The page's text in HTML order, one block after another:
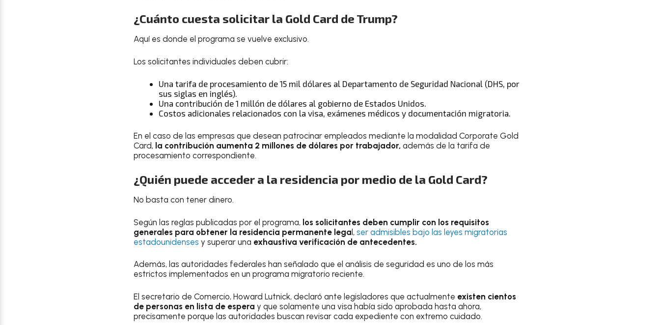
¿Cuánto cuesta solicitar la Gold Card de Trump?
Aquí es donde el programa se vuelve exclusivo.
Los solicitantes individuales deben cubrir:
Una tarifa de procesamiento de 15 mil dólares al Departamento de Seguridad Nacional (DHS, por
sus siglas en inglés).
Una contribución de 1 millón de dólares al gobierno de Estados Unidos.
Costos adicionales relacionados con la visa, exámenes médicos y documentación migratoria.
En el caso de las empresas que desean patrocinar empleados mediante la modalidad Corporate Gold
Card, la contribución aumenta 2 millones de dólares por trabajador, además de la tarifa de
procesamiento correspondiente.
¿Quién puede acceder a la residencia por medio de la Gold Card?
No basta con tener dinero.
Según las reglas publicadas por el programa, los solicitantes deben cumplir con los requisitos
generales para obtener la residencia permanente legal, ser admisibles bajo las leyes migratorias
estadounidenses y superar una exhaustiva verificación de antecedentes.
Además, las autoridades federales han señalado que el análisis de seguridad es uno de los más
estrictos implementados en un programa migratorio reciente.
El secretario de Comercio, Howard Lutnick, declaró ante legisladores que actualmente existen cientos
de personas en lista de espera y que solamente una visa había sido aprobada hasta ahora,
precisamente porque las autoridades buscan revisar cada expediente con extremo cuidado.